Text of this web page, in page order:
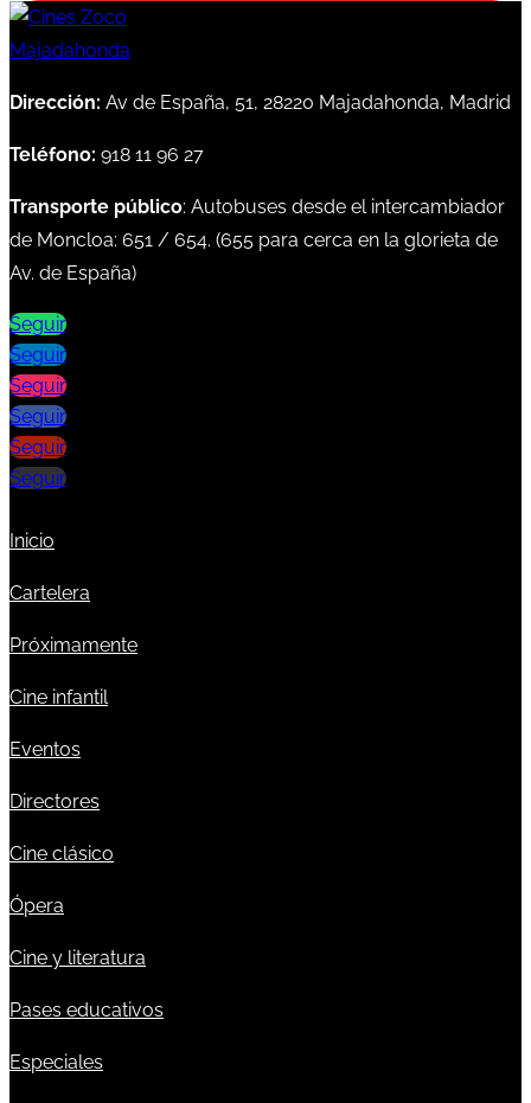
Dirección: Av de España, 51, 28220 Majadahonda, Madrid
Teléfono: 918 11 96 27
Transporte público: Autobuses desde el intercambiador
de Moncloa: 651 / 654. (655 para cerca en la glorieta de
Av. de España)
Seguir
Seguir
Seguir
Seguir
Seguir
Seguir
Inicio
Cartelera
Próximamente
Cine infantil
Eventos
Directores
Cine clásico
Ópera
Cine y literatura
Pases educativos
Especiales